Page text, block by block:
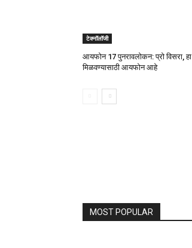
टेक्नॉलॉजी
आयफोन 17 पुनरावलोकन: प्रो विसरा, हा
मिळवण्यासाठी आयफोन आहे
MOST POPULAR